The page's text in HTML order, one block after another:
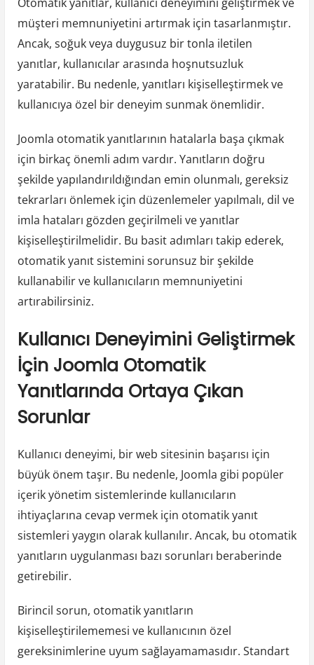
müşteri memnuniyetini artırmak için tasarlanmıştır.
Ancak, soğuk veya duygusuz bir tonla iletilen
yanıtlar, kullanıcılar arasında hoşnutsuzluk
yaratabilir. Bu nedenle, yanıtları kişiselleştirmek ve
kullanıcıya özel bir deneyim sunmak önemlidir.
Joomla otomatik yanıtlarının hatalarla başa çıkmak
için birkaç önemli adım vardır. Yanıtların doğru
şekilde yapılandırıldığından emin olunmalı, gereksiz
tekrarları önlemek için düzenlemeler yapılmalı, dil ve
imla hataları gözden geçirilmeli ve yanıtlar
kişiselleştirilmelidir. Bu basit adımları takip ederek,
otomatik yanıt sistemini sorunsuz bir şekilde
kullanabilir ve kullanıcıların memnuniyetini
artırabilirsiniz.
Kullanıcı Deneyimini Geliştirmek
İçin Joomla Otomatik
Yanıtlarında Ortaya Çıkan
Sorunlar
Kullanıcı deneyimi, bir web sitesinin başarısı için
büyük önem taşır. Bu nedenle, Joomla gibi popüler
içerik yönetim sistemlerinde kullanıcıların
ihtiyaçlarına cevap vermek için otomatik yanıt
sistemleri yaygın olarak kullanılır. Ancak, bu otomatik
yanıtların uygulanması bazı sorunları beraberinde
getirebilir.
Birincil sorun, otomatik yanıtların
kişiselleştirilememesi ve kullanıcının özel
gereksinimlerine uyum sağlayamamasıdır. Standart